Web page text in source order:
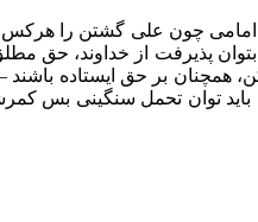
و امامی چون علی گشتن را
پذیرفت از خداوند، حق
همچنان بر حق ایستاده
باید توان تحمل سنگینی بس